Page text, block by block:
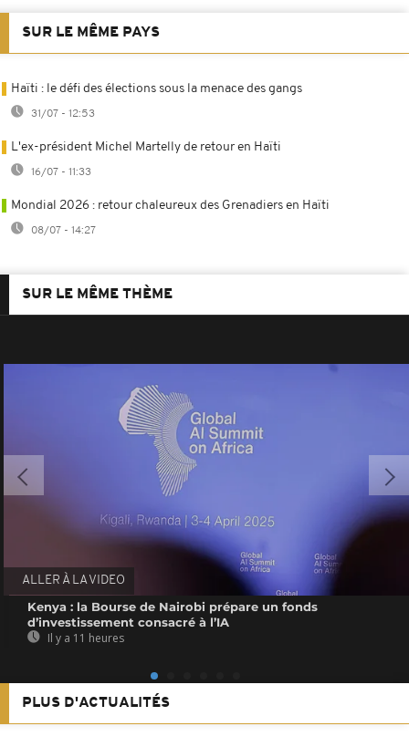
SUR LE MÊME PAYS
Haïti : le défi des élections sous la menace des gangs
31/07 - 12:53
L'ex-président Michel Martelly de retour en Haïti
16/07 - 11:33
Mondial 2026 : retour chaleureux des Grenadiers en Haïti
08/07 - 14:27
SUR LE MÊME THÈME
ALLER À LA VIDEO
Kenya : la Bourse de Nairobi prépare un fonds
d’investissement consacré à l’IA
Il y a 11 heures
PLUS D'ACTUALITÉS